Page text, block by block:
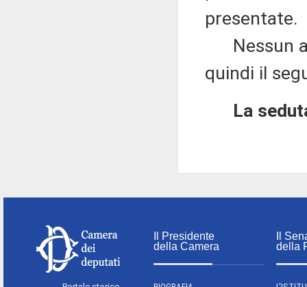
presentate.
Nessun
quindi il
La
Il Presidente
della Camera
Il
della